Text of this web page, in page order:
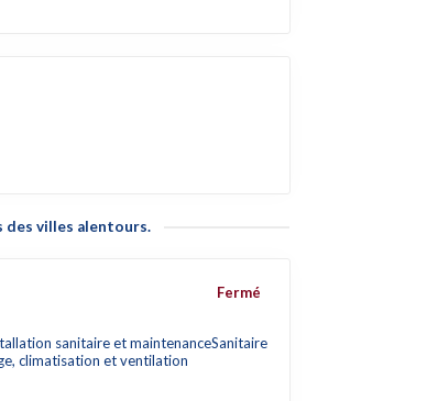
des villes alentours.
sanitaire et maintenanceSanitaire
climatisation et ventilation
Fermé